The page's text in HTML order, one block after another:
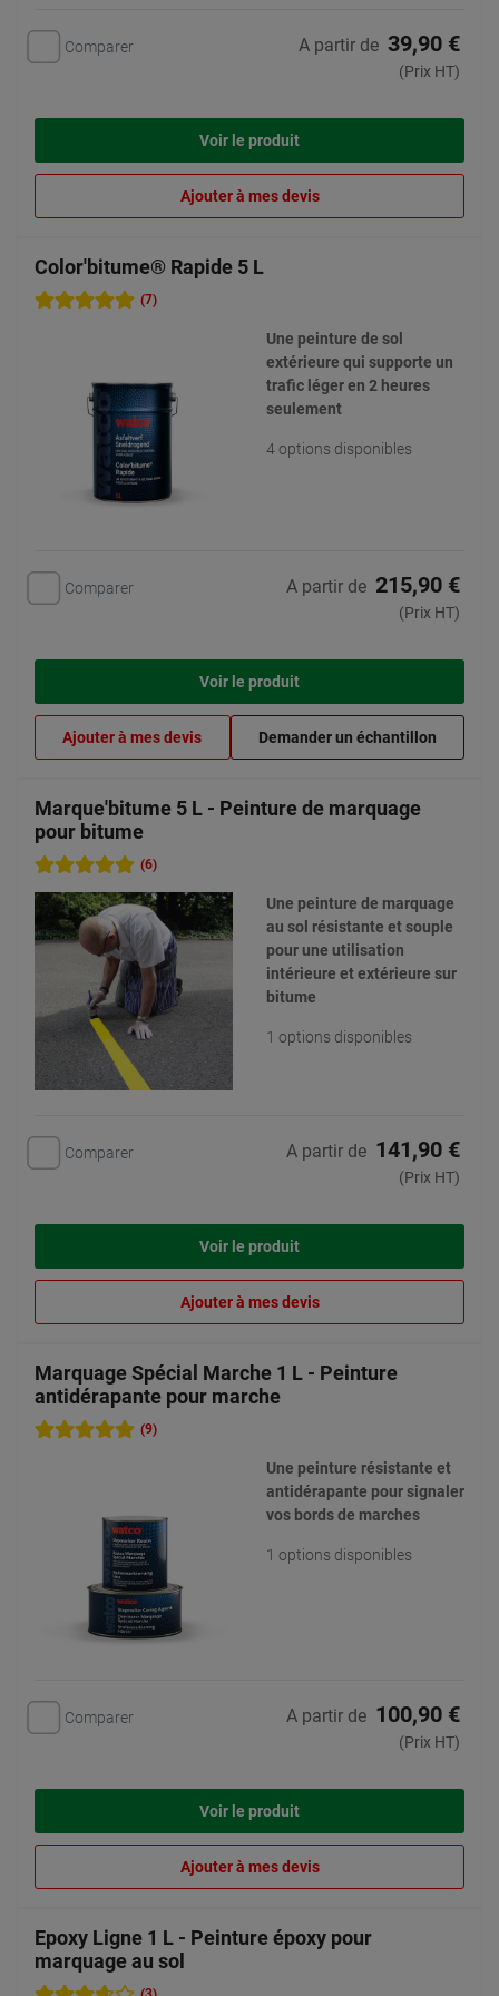
Comparer A partir de 39,90 €
(Prix HT)
Voir le produit
Ajouter à mes devis
Color'bitume® Rapide 5 L
(7)
Une peinture de sol
extérieure qui supporte un
trafic léger en 2 heures
seulement
4 options disponibles
Comparer A partir de 215,90 €
(Prix HT)
Voir le produit
Ajouter à mes devis Demander un échantillon
Marque'bitume 5 L - Peinture de marquage
pour bitume
(6)
Une peinture de marquage
au sol résistante et souple
pour une utilisation
intérieure et extérieure sur
bitume
1 options disponibles
Comparer A partir de 141,90 €
(Prix HT)
Voir le produit
Ajouter à mes devis
Marquage Spécial Marche 1 L - Peinture
antidérapante pour marche
(9)
Une peinture résistante et
antidérapante pour signaler
vos bords de marches
1 options disponibles
Comparer A partir de 100,90 €
(Prix HT)
Voir le produit
Ajouter à mes devis
Epoxy Ligne 1 L - Peinture époxy pour
marquage au sol